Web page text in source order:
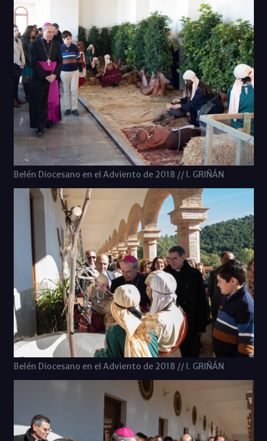
Belén Diocesano en el Adviento de 2018 // I. GRIÑÁN
Belén Diocesano en el Adviento de 2018 // I. GRIÑÁN